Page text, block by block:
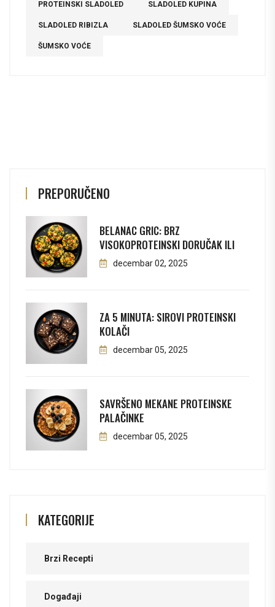
PROTEINSKI SLADOLED SLADOLED KUPINA
SLADOLED RIBIZLA SLADOLED ŠUMSKO VOĆE
ŠUMSKO VOĆE
PREPORUČENO
BELANAC GRIC: BRZ
VISOKOPROTEINSKI DORUČAK ILI
decembar 02, 2025
ZA 5 MINUTA: SIROVI PROTEINSKI
KOLAČI
decembar 05, 2025
SAVRŠENO MEKANE PROTEINSKE
PALAČINKE
decembar 05, 2025
KATEGORIJE
Brzi Recepti
Događaji